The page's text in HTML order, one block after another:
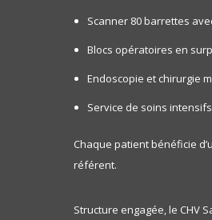
Scanner 80 barrettes
Blocs opératoires en
Endoscopie et chirurgie
Service de soins
Chaque patient bénéficie
référent.
Structure engagée, le CHV